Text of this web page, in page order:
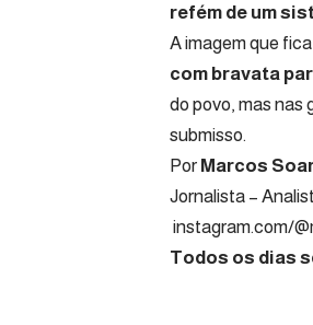
refém de um
A imagem que
com bravata
do povo, mas nas
submisso.
Por Marcos
instagram.com/
Todos os dias